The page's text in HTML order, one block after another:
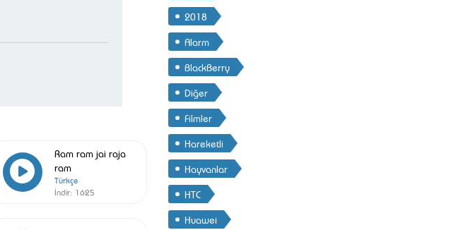
Ram ram jai raja
ram
Türkçe
İndir: 1625
2018
Alarm
BlackBerry
Diğer
Filmler
Hareketli
Hayvanlar
HTC
Huawei